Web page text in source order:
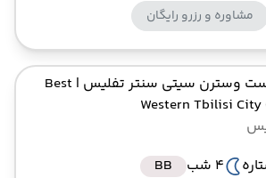
مشاوره و رزرو رایگان
وسترن سیتی سنتر تفلیس | Best
Western Tbilisi City
4 شب BB